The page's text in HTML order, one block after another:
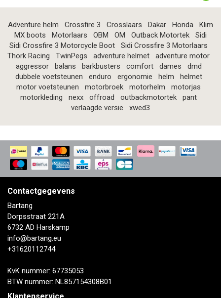
Adventure helm Crossfire 3 Crosslaars Dakar Honda
Klim
MX boots
Motorlaars OBM OM Outback Motortek
Sidi
Sidi Crossfire 3 Motorcycle Boot
Sidi Crossfire 3 Motorlaars
Thork Racing
TwinPegs adventure helmet
adventure motor
aggressor
balans barkbusters comfort dames
dmd
dubbele voetsteunen
enduro ergonomie helm
helmet
motor voetsteunen
motorbroek motorhelm
motorjas
motorkleding
nexx offroad outbackmotortek
pant
verlaagde versie
xwed3
Contactgegevens
Bartang
Dorpsstraat 221A
6732 AD Harskamp
info@bartang.eu
+31620112744
KvK nummer: 67735053
BTW nummer: NL857154308B01